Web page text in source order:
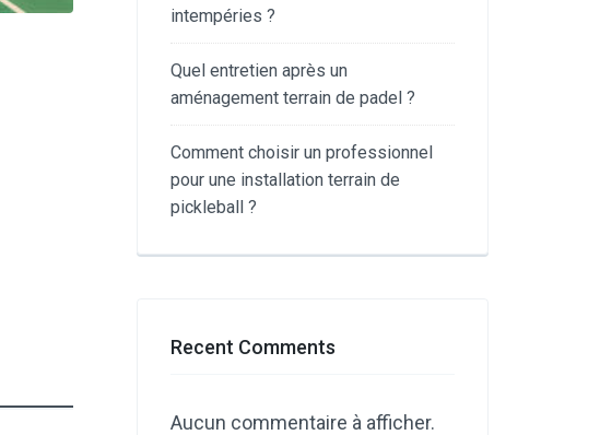
intempéries ?
Quel entretien après un
aménagement terrain de padel ?
Comment choisir un professionnel
pour une installation terrain de
pickleball ?
Recent Comments
Aucun commentaire à afficher.